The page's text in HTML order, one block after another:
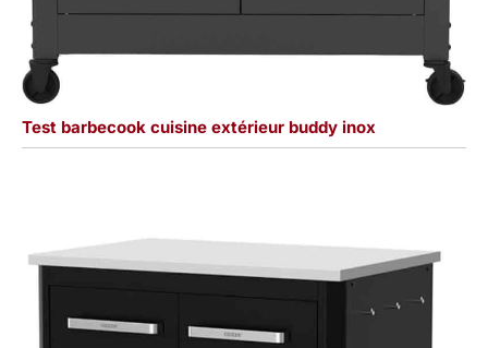
Test barbecook cuisine extérieur buddy inox